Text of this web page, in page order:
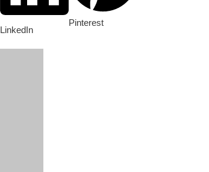
LinkedIn
Pinterest